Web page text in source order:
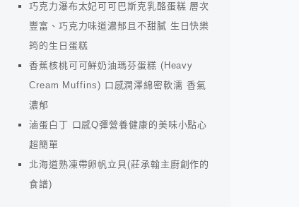
巧克力瀑布太妃可可巴斯克乳酪蛋糕 層次
豐富、巧克力味道濃郁且不甜膩 生日快樂
筠的生日蛋糕
香蕉核桃可可鮮奶油瑪芬蛋糕 (Heavy
Cream Muffins) 口感潤澤綿密軟濡 香氣
濃郁
滷蛋白丁 口感Q彈營養健康的美味小點心
超簡單
北海道熟凍帶卵帆立貝(莊承翰主廚創作的
食譜)